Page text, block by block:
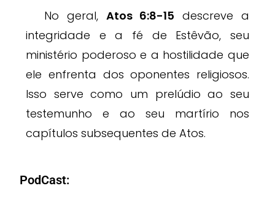
No geral, Atos 6:8-15 descreve a
integridade e a fé de Estêvão, seu
ministério poderoso e a hostilidade que
ele enfrenta dos oponentes religiosos.
Isso serve como um prelúdio ao seu
testemunho e ao seu martírio nos
capítulos subsequentes de Atos.
PodCast: